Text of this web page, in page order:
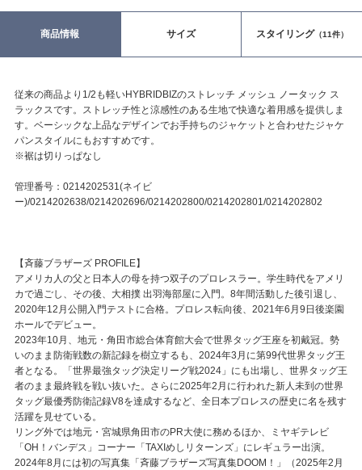
商品情報 サイズ スタイリング （11件）
従来の商品より1/2も軽いHYBRIDBIZのストレッチ メッシュ ノータック ス
ラックスです。ストレッチ性と涼感性のある生地で快適な着用感を提供しま
す。ベーシックな上品なデザインでお手持ちのジャケットと合わせたジャケ
パンスタイルにもおすすめです。
※裾は切りっぱなし
管理番号：0214202531(ネイビ
ー)/0214202638/0214202696/0214202800/0214202801/0214202802
【斉藤ブラザーズ PROFILE】
アメリカ人の父と日本人の母を持つ双子のプロレスラー。学生時代をアメリ
カで過ごし、その後、大相撲 出羽海部屋に入門。8年間活動した後引退し、
2020年12月公開入門テストに合格。プロレス転向後、2021年6月9日後楽園
ホールでデビュー。
2023年10月、地元・角田市総合体育館大会で世界タッグ王座を初戴冠。勢
いのまま防衛戦数の新記録を樹立するも、2024年3月に第99代世界タッグ王
者となる。「世界最強タッグ決定リーグ戦2024」にも出場し、世界タッグ王
者のまま最終戦を戦い抜いた。さらに2025年2月に行われた新人未到の世界
タッグ最優秀防衛記録V8を達成するなど、全日本プロレスの歴史に名を残す
活躍を見せている。
リング外では地元・宮城県角田市のPR大使に務めるほか、ミヤギテレビ
「OH！バンデス」コーナー「TAXIめしリターンズ」にレギュラー出演。
2024年8月には初の写真集「斉藤ブラザーズ写真集DOOM！」（2025年2月